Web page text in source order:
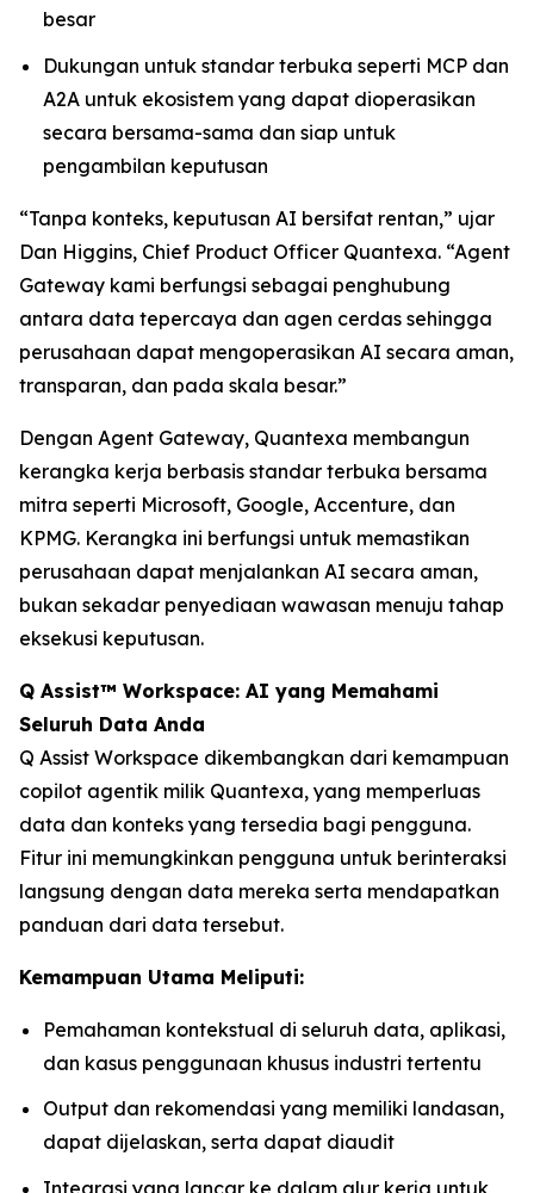
besar
Dukungan untuk standar terbuka seperti MCP dan
A2A untuk ekosistem yang dapat dioperasikan
secara bersama-sama dan siap untuk
pengambilan keputusan
“Tanpa konteks, keputusan AI bersifat rentan,” ujar
Dan Higgins, Chief Product Officer Quantexa. “Agent
Gateway kami berfungsi sebagai penghubung
antara data tepercaya dan agen cerdas sehingga
perusahaan dapat mengoperasikan AI secara aman,
transparan, dan pada skala besar.”
Dengan Agent Gateway, Quantexa membangun
kerangka kerja berbasis standar terbuka bersama
mitra seperti Microsoft, Google, Accenture, dan
KPMG. Kerangka ini berfungsi untuk memastikan
perusahaan dapat menjalankan AI secara aman,
bukan sekadar penyediaan wawasan menuju tahap
eksekusi keputusan.
Q Assist™ Workspace: AI yang Memahami
Seluruh Data Anda
Q Assist Workspace dikembangkan dari kemampuan
copilot agentik milik Quantexa, yang memperluas
data dan konteks yang tersedia bagi pengguna.
Fitur ini memungkinkan pengguna untuk berinteraksi
langsung dengan data mereka serta mendapatkan
panduan dari data tersebut.
Kemampuan Utama Meliputi:
Pemahaman kontekstual di seluruh data, aplikasi,
dan kasus penggunaan khusus industri tertentu
Output dan rekomendasi yang memiliki landasan,
dapat dijelaskan, serta dapat diaudit